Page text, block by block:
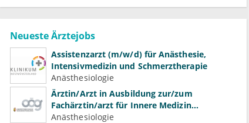
Neueste Ärztejobs
Assistenzarzt (m/w/d) für Anästhesie,
Intensivmedizin und Schmerztherapie
Anästhesiologie
Ärztin/Arzt in Ausbildung zur/zum
Fachärztin/arzt für Innere Medizin
(Kardiologie, Nephrologie, Intensivmedizin)
Anästhesiologie